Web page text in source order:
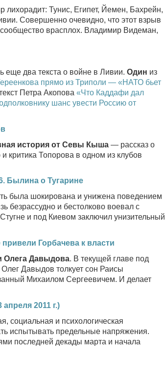
лихорадит: Тунис, Египет, Йемен, Бахрейн,
Совершенно очевидно, что этот взрыв
врасплох. Владимир Видеман,
еще два текста о войне в Ливии. Один из
прямо из Триполи — «НАТО бьет
Петра Акопова «Что Каддафи дал
шанс увести Россию от
история от Севы Кыша — рассказ о
критика Топорова в одном из клубов
Былина о Тугарине
была шокирована и унижена поведением
безрассудно и бестолково воевал с
и под Киевом заключил унизительный
Горбачева к власти
Олега Давыдова. В текущей главе под
Давыдов толкует сон Раисы
Михаилом Сергеевичем. И делает
2011 г.)
социальная и психологическая
испытывать предельные напряжения.
последней декады марта и начала